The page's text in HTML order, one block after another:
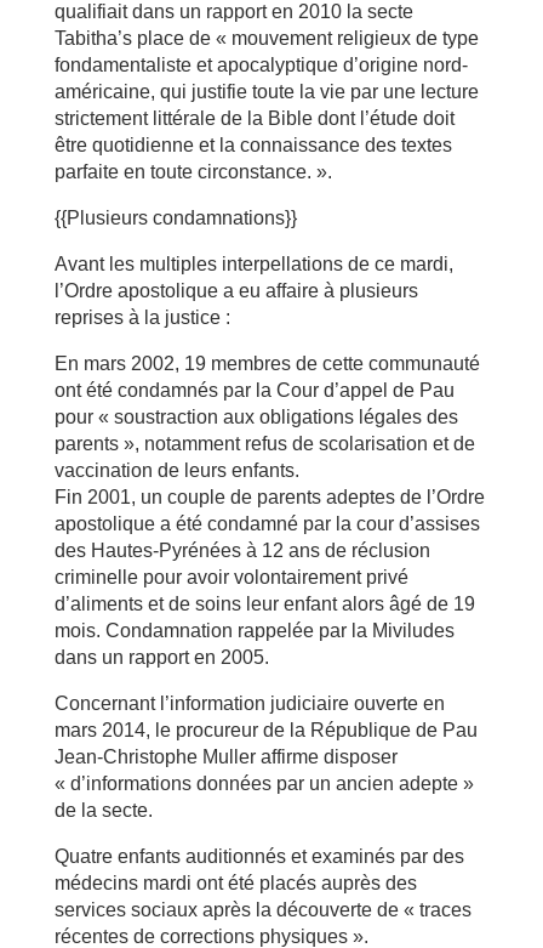
qualifiait dans un rapport en 2010 la secte
Tabitha’s place de « mouvement religieux de type
fondamentaliste et apocalyptique d’origine nord-
américaine, qui justifie toute la vie par une lecture
strictement littérale de la Bible dont l’étude doit
être quotidienne et la connaissance des textes
parfaite en toute circonstance. ».
{{Plusieurs condamnations}}
Avant les multiples interpellations de ce mardi,
l’Ordre apostolique a eu affaire à plusieurs
reprises à la justice :
En mars 2002, 19 membres de cette communauté
ont été condamnés par la Cour d’appel de Pau
pour « soustraction aux obligations légales des
parents », notamment refus de scolarisation et de
vaccination de leurs enfants.
Fin 2001, un couple de parents adeptes de l’Ordre
apostolique a été condamné par la cour d’assises
des Hautes-Pyrénées à 12 ans de réclusion
criminelle pour avoir volontairement privé
d’aliments et de soins leur enfant alors âgé de 19
mois. Condamnation rappelée par la Miviludes
dans un rapport en 2005.
Concernant l’information judiciaire ouverte en
mars 2014, le procureur de la République de Pau
Jean-Christophe Muller affirme disposer
« d’informations données par un ancien adepte »
de la secte.
Quatre enfants auditionnés et examinés par des
médecins mardi ont été placés auprès des
services sociaux après la découverte de « traces
récentes de corrections physiques ».